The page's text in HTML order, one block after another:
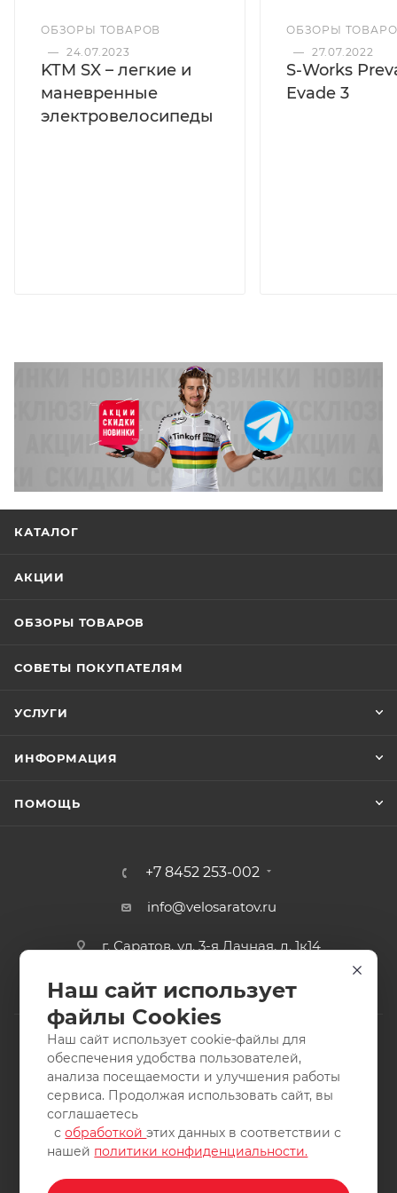
ОБЗОРЫ ТОВАРОВ
— 24.07.2023
KTM SX – легкие и
маневренные
электровелосипеды
ОБЗОРЫ
— 27.07.2022
S-Works
Evade 3
КАТАЛОГ
АКЦИИ
ОБЗОРЫ ТОВАРОВ
СОВЕТЫ ПОКУПАТЕЛЯМ
УСЛУГИ
ИНФОРМАЦИЯ
ПОМОЩЬ
+7 8452 253-002
info@velosaratov.ru
г. Саратов, ул. 3-я Дачная, д. 1к14
2011-2026 © интернет-магазин спортивных товаров
ВелоСаратов. Не является публичной офертой. Все права
защищены. Заимствование материалов и фотографий
запрещено.
Наш сайт использует
файлы Cookies
Наш сайт использует cookie-файлы для
обеспечения удобства пользователей,
анализа посещаемости и улучшения работы
сервиса. Продолжая использовать сайт, вы
соглашаетесь
собработкойэтих данных в соответствии с
нашей политики конфиденциальности.